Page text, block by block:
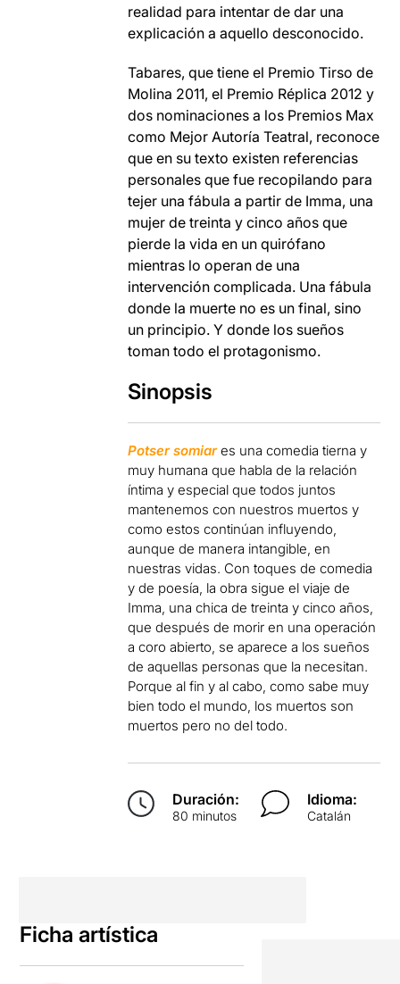
realidad para intentar de dar una
explicación a aquello desconocido.
Tabares, que tiene el Premio Tirso de
Molina 2011, el Premio Réplica 2012 y
dos nominaciones a los Premios Max
como Mejor Autoría Teatral, reconoce
que en su texto existen referencias
personales que fue recopilando para
tejer una fábula a partir de Imma, una
mujer de treinta y cinco años que
pierde la vida en un quirófano
mientras lo operan de una
intervención complicada. Una fábula
donde la muerte no es un final, sino
un principio. Y donde los sueños
toman todo el protagonismo.
Sinopsis
Potser somiares una comedia tierna y
muy humana que habla de la relación
íntima y especial que todos juntos
mantenemos con nuestros muertos y
como estos continúan influyendo,
aunque de manera intangible, en
nuestras vidas. Con toques de comedia
y de poesía, la obra sigue el viaje de
Imma, una chica de treinta y cinco años,
que después de morir en una operación
a coro abierto, se aparece a los sueños
de aquellas personas que la necesitan.
Porque al fin y al cabo, como sabe muy
bien todo el mundo, los muertos son
muertos pero no del todo.
Duración:
80 minutos
Idioma:
Catalán
Ficha artística